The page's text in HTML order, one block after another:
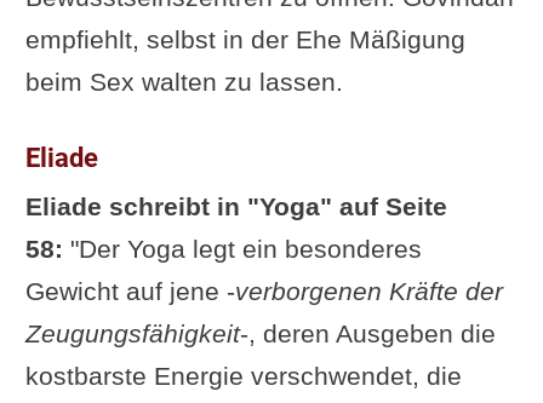
empfiehlt, selbst in der Ehe Mäßigung
beim Sex walten zu lassen.
Eliade
Eliade schreibt in "Yoga" auf Seite
58: "Der Yoga legt ein besonderes
Gewicht auf jene -verborgenen Kräfte der
Zeugungsfähigkeit-, deren Ausgeben die
kostbarste Energie verschwendet, die